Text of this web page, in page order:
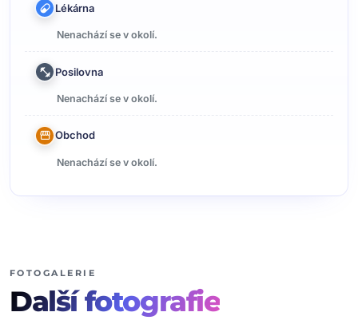
Lékárna
Nenachází se v okolí.
Posilovna
Nenachází se v okolí.
Obchod
Nenachází se v okolí.
FOTOGALERIE
Dalšífotografie